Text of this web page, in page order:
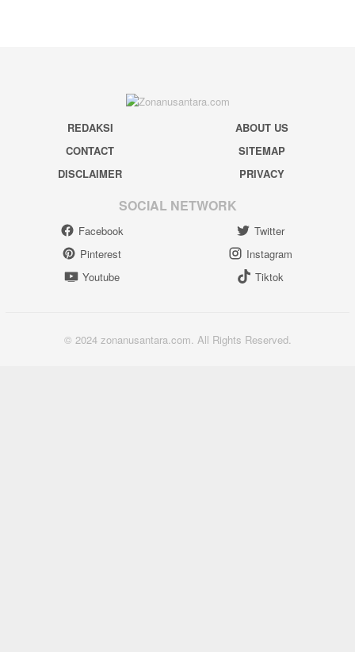
REDAKSI
ABOUT US
CONTACT
SITEMAP
DISCLAIMER
PRIVACY
SOCIAL NETWORK
Facebook
Twitter
Pinterest
Instagram
Youtube
Tiktok
© 2024 zonanusantara.com. All Rights Reserved.